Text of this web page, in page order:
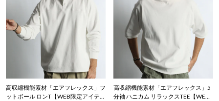
高収縮機能素材「エアフレックス」フ
ットボール ロンT【WEB限定アイテ
高収縮機能素材「エアフレックス」5
分袖 ハニカム リラックスTEE【WEB